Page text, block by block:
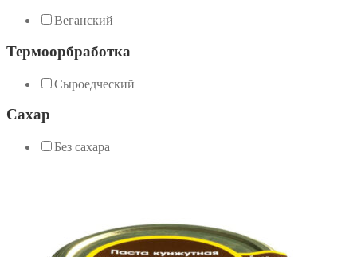
Веганский
Термоорбработка
Сыроедческий
Сахар
Без сахара